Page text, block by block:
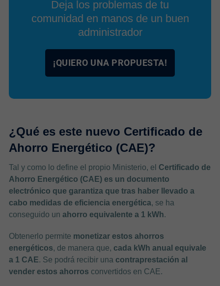
Deja los problemas de tu
comunidad en manos de un buen
administrador
¡QUIERO UNA PROPUESTA!
¿Qué es este nuevo Certificado de
Ahorro Energético (CAE)?
Tal y como lo define el propio Ministerio, el Certificado de
Ahorro Energético (CAE) es un documento
electrónico que garantiza que tras haber llevado a
cabo medidas de eficiencia energética, se ha
conseguido un ahorro equivalente a 1 kWh.
Obtenerlo permite monetizar estos ahorros
energéticos, de manera que, cada kWh anual equivale
a 1 CAE. Se podrá recibir una contraprestación al
vender estos ahorros convertidos en CAE.